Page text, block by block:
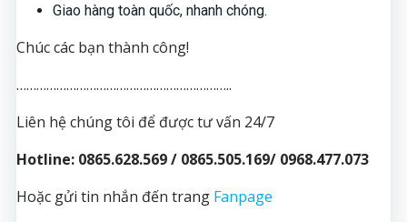
Giao hàng toàn quốc, nhanh chóng.
Chúc các bạn thành công!
………………………………………………………..
Liên hệ chúng tôi để được tư vấn 24/7
Hotline: 0865.628.569 / 0865.505.169/ 0968.477.073
Hoặc gửi tin nhắn đến trang Fanpage